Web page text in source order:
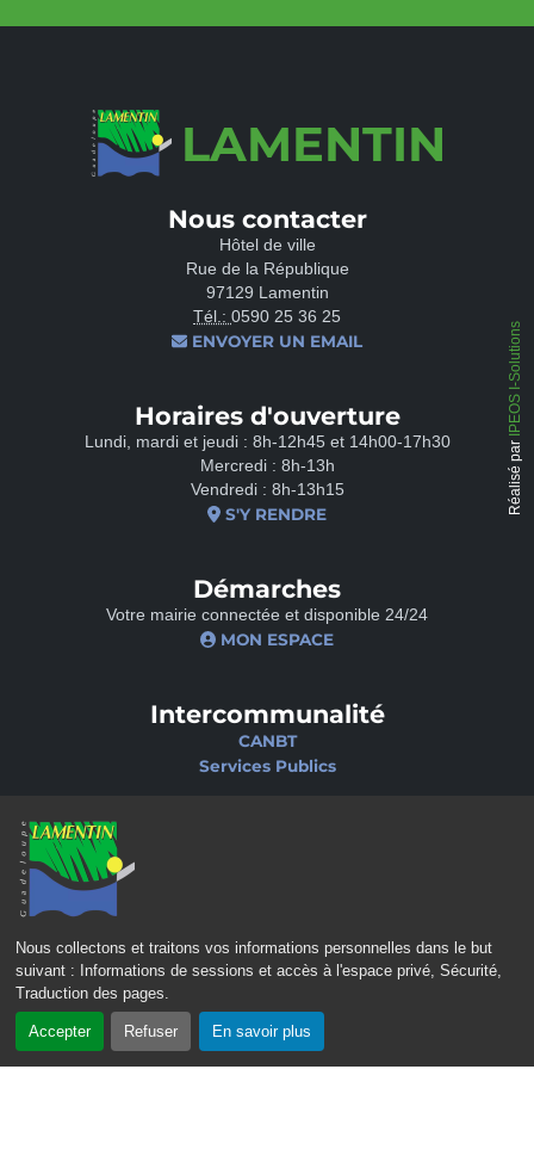
Nous collectons et traitons vos informations personnelles dans le but
suivant :
Informations de sessions et accès à l'espace privé, Sécurité,
Traduction des pages
Accepter Refuser En savoir plus
LAMENTIN
Nous contacter
Hôtel de ville
Rue de la République
97129 Lamentin
Tél.: 0590 25 36 25
ENVOYER UN EMAIL
Horaires d'ouverture
Lundi, mardi et jeudi : 8h-12h45 et 14h00-17h30
Mercredi : 8h-13h
Vendredi : 8h-13h15
S'Y RENDRE
Démarches
Votre mairie connectée et disponible 24/24
MON ESPACE
Intercommunalité
CANBT
Services Publics
Ciné-Théâtre
CONTACT
MENTIONS LÉGALES
Réalisé par
IPEOS I-Solutions